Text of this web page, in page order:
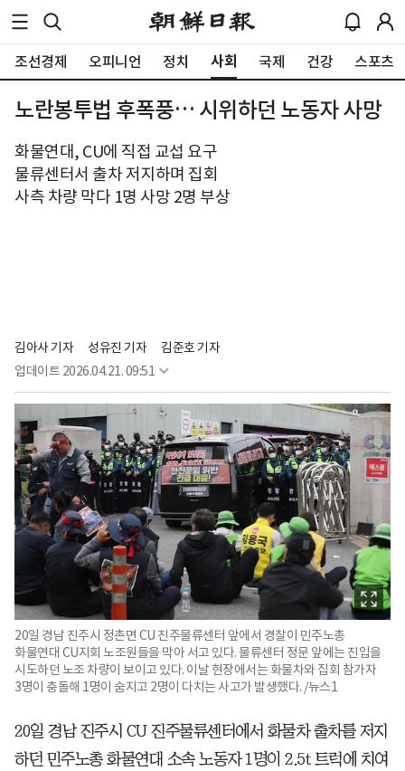
조선경제 오피니언 정치 사회 국제 건강 스포츠
노란봉투법 후폭풍… 시위하던 노동자 사망
화물연대, CU에 직접 교섭 요구
물류센터서 출차 저지하며 집회
사측 차량 막다 1명 사망 2명 부상
김아사 기자 성유진 기자
김준호 기자
업데이트 2026.04.21. 09:51
20일 경남 진주시 정촌면 CU 진주물류센터 앞에서 경찰이 민주노총
화물연대 CU지회 노조원들을 막아 서고 있다. 물류센터 정문 앞에는 진입을
시도하던 노조 차량이 보이고 있다. 이날 현장에서는 화물차와 집회 참가자
3명이 충돌해 1명이 숨지고 2명이 다치는 사고가 발생했다. /뉴스1
20일 경남 진주시 CU 진주물류센터에서 화물차 출차를 저지
하던 민주노총 화물연대 소속 노동자 1명이 2.5t 트럭에 치여